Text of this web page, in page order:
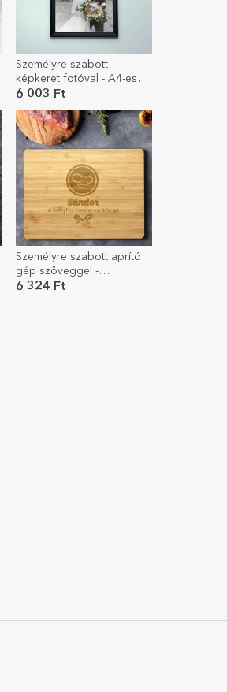
Személyre szabott
képkeret fotóval - A4-es
álló
6 003 Ft
Személyre szabott aprító
gép szöveggel -
MasterChef a konyhában
6 324 Ft